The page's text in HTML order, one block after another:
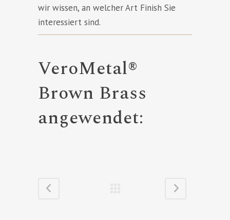
wir wissen, an welcher Art Finish Sie
interessiert sind.
VeroMetal®
Brown Brass
angewendet: